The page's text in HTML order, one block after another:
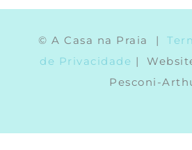
© A Casa na Praia |
de Privacidade |
Pesconi-